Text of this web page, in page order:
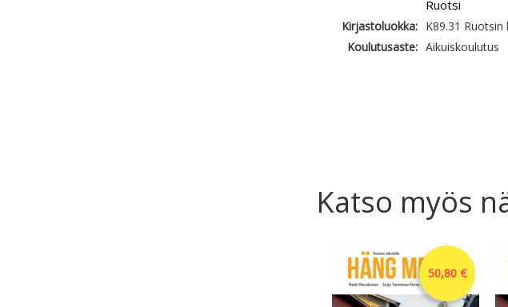
Ruotsi
Kirjastoluokka:
K89.31 Ruotsin
Koulutusaste: Aikuiskoulutus
Katso myös
50,80 €